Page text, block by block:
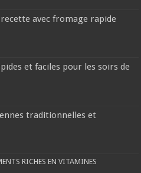
avec fromage rapide
et faciles pour les soirs de
traditionnelles et
RICHES EN VITAMINES